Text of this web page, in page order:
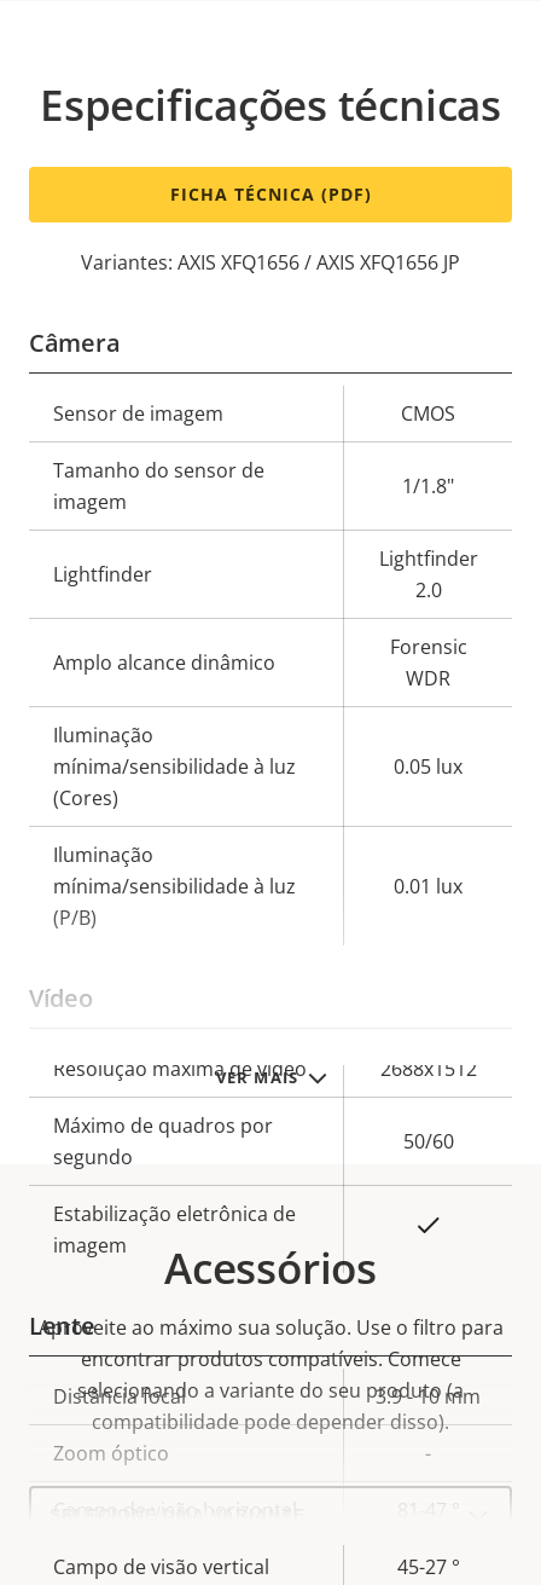
VER MAIS
Especificações técnicas
FICHA TÉCNICA (PDF)
Variantes: AXIS XFQ1656 / AXIS XFQ1656 JP
Câmera
Descrição
da
propriedade
propriedade
Sensor de imagem CMOS
Tamanho do sensor de
imagem
1/1.8"
Lightfinder
Lightfinder
2.0
Amplo alcance dinâmico
Forensic
WDR
Iluminação
mínima/sensibilidade à luz
(Cores)
0.05 lux
Iluminação
mínima/sensibilidade à luz
(P/B)
0.01 lux
Vídeo
Descrição
da
propriedade
Valor da
propriedade
Resolução máxima de vídeo 2688x1512
Máximo de quadros por
segundo
50/60
Estabilização eletrônica de
imagem
Lente
Descrição
da
propriedade
Valor da
Distância focal 3.9 - 10 mm
Zoom óptico -
Campo de visão horizontal 81-47 °
Campo de visão vertical 45-27 °
Acessórios
Aproveite ao máximo sua solução. Use o filtro para
encontrar produtos compatíveis.Comece
selecionando a variante do seu produto (a
compatibilidade pode depender disso).
Select
variant: